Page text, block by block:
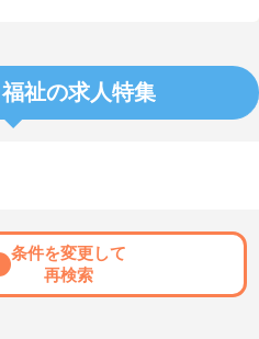
祉の求人特集
条件を変更して
再検索